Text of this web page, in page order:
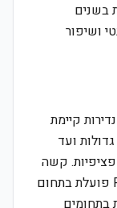
בשנים
ושיפור
קיימת
ועד
קשה
לאתר מתחרים ישירים לחלוטין, שכן RYTM פועלת בתחום
בתחומים